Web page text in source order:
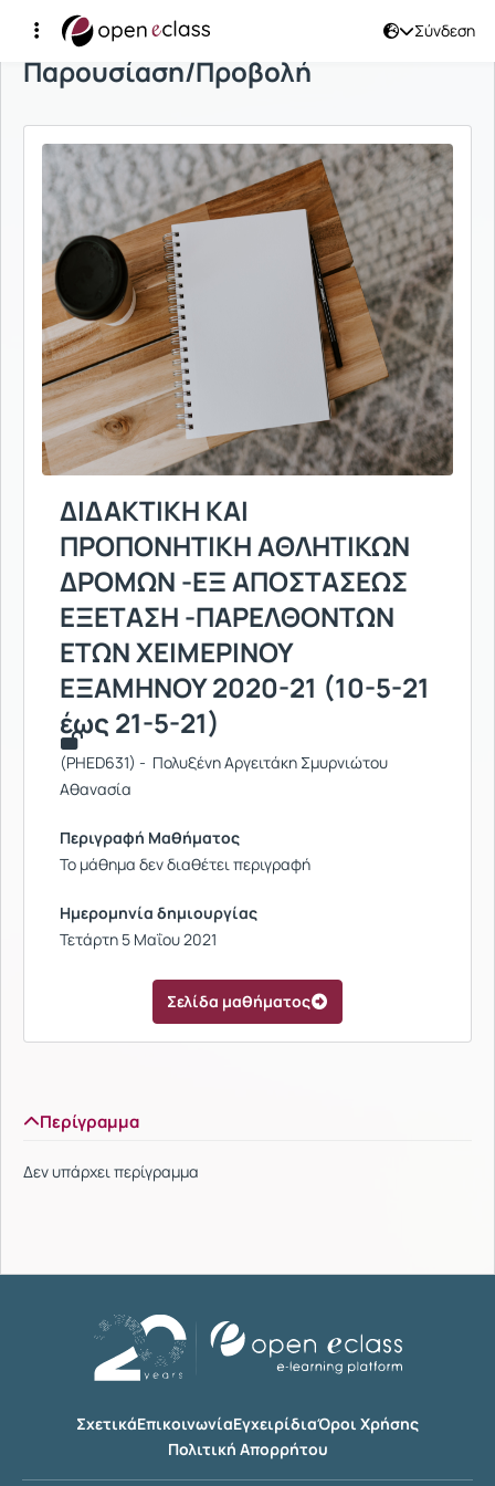
Σύνδεση
Παρουσίαση/Προβολή
ΔΙΔΑΚΤΙΚΗ ΚΑΙ
ΠΡΟΠΟΝΗΤΙΚΗ ΑΘΛΗΤΙΚΩΝ
ΔΡΟΜΩΝ -ΕΞ ΑΠΟΣΤΑΣΕΩΣ
ΕΞΕΤΑΣΗ -ΠΑΡΕΛΘΟΝΤΩΝ
ΕΤΩΝ ΧΕΙΜΕΡΙΝΟΥ
ΕΞΑΜΗΝΟΥ 2020-21 (10-5-21
έως 21-5-21)
(PHED631) - Πολυξένη Αργειτάκη Σμυρνιώτου
Αθανασία
Περιγραφή Μαθήματος
Το μάθημα δεν διαθέτει περιγραφή
Ημερομηνία δημιουργίας
Τετάρτη 5 Μαΐου 2021
Σελίδα μαθήματος
Περίγραμμα
Δεν υπάρχει περίγραμμα
ΣχετικάΕπικοινωνίαΕγχειρίδιαΌροι Χρήσης
Πολιτική Απορρήτου